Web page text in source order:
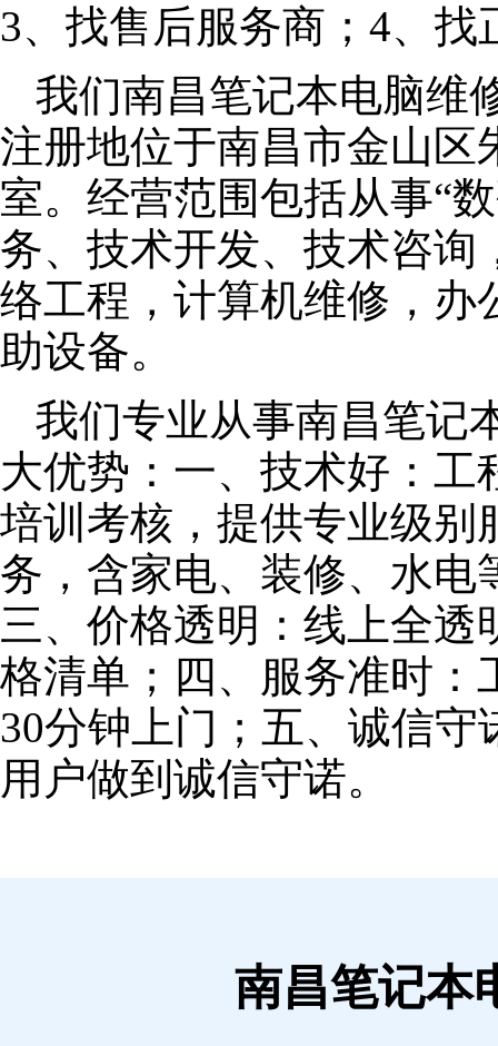
3、找售后服务商；4、找
我们南昌笔记本电脑维
注册地位于南昌市金山区
室。经营范围包括从事“
务、技术开发、技术咨询
络工程，计算机维修，办
助设备。
我们专业从事南昌笔记
大优势：一、技术好：
培训考核，提供专业级别
务，含家电、装修、水电
三、价格透明：线上全
格清单；四、服务准时：
30分钟上门；五、诚信
用户做到诚信守诺。
南昌笔记本